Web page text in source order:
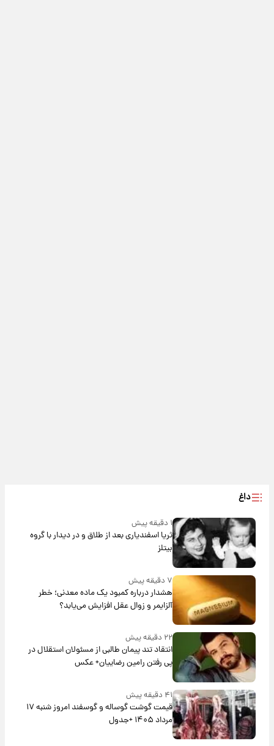
داغ
۱ دقیقه پیش
ثریا اسفندیاری بعد از طلاق و در دیدار با گروه
بیتلز
۷ دقیقه پیش
هشدار درباره کمبود یک ماده معدنی؛ خطر
آلزایمر و زوال عقل افزایش می‌یابد؟
۲۲ دقیقه پیش
انتقاد تند پیمان طالبی از مسئولان استقلال در
پی رفتن رامین رضاییان+ عکس
۴۱ دقیقه پیش
قیمت گوشت گوساله و گوسفند امروز شنبه ۱۷
مرداد ۱۴۰۵ +جدول